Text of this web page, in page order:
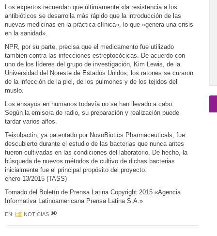
Los expertos recuerdan que últimamente «la resistencia a los
antibióticos se desarrolla más rápido que la introducción de las
nuevas medicinas en la práctica clínica», lo que «genera una crisis
en la sanidad».
NPR, por su parte, precisa que el medicamento fue utilizado
también contra las infecciones estreptocócicas. De acuerdo con
uno de los líderes del grupo de investigación, Kim Lewis, de la
Universidad del Noreste de Estados Unidos, los ratones se curaron
de la infección de la piel, de los pulmones y de los tejidos del
muslo.
Los ensayos en humanos todavía no se han llevado a cabo.
Según la emisora de radio, su preparación y realización puede
tardar varios años.
Teixobactin, ya patentado por NovoBiotics Pharmaceuticals, fue
descubierto durante el estudio de las bacterias que nunca antes
fueron cultivadas en las condiciones del laboratorio. De hecho, la
búsqueda de nuevos métodos de cultivo de dichas bacterias
inicialmente fue el principal propósito del proyecto.
enero 13/2015 (TASS)
Tomado del Boletín de Prensa Latina Copyright 2015 «Agencia
Informativa Latinoamericana Prensa Latina S.A.»
EN: NOTICIAS